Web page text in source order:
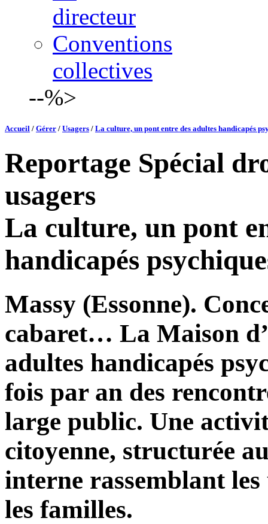
directeur
Conventions
collectives
--%>
Accueil / Gérer / Usagers / La culture, un pont entre des adultes handicapés
Reportage Spécial
usagers
La culture, un pont
handicapés
Massy (Essonne).
cabaret… La Maison
adultes handicapés
fois par an des
large public. Une
citoyenne, structurée
interne rassemblant les
les familles.